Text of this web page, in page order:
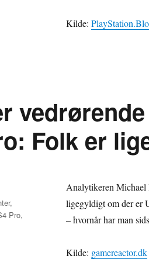
Kilde:
Folk er
Analytikeren Michael
ligegyldigt om der er
– hvornår har man
Kilde: gamereactor.dk
,
Pro,